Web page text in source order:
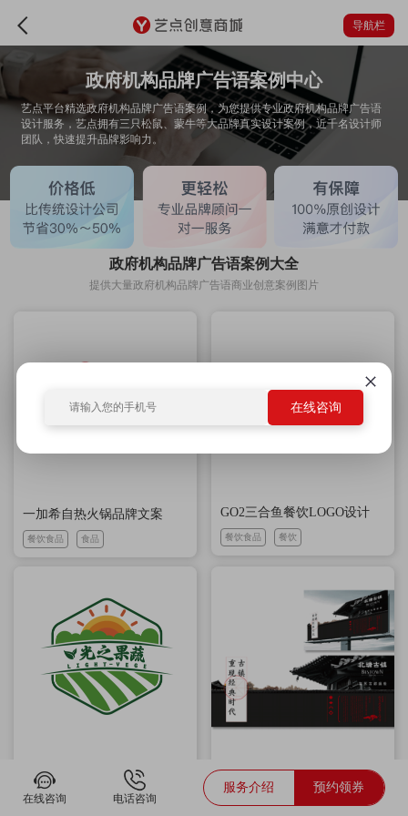
导航栏
政府机构品牌广告语案例中心
艺点平台精选政府机构品牌广告语案例，为您提供专业政府机构品牌广告语
设计服务，艺点拥有三只松鼠、蒙牛等大品牌真实设计案例，近千名设计师
团队，快速提升品牌影响力。
政府机构品牌广告语案例大全
提供大量政府机构品牌广告语商业创意案例图片
一加希自热火锅品牌文案
餐饮食品 食品
GO2三合鱼餐饮LOGO设计
餐饮食品 餐饮
餐饮食品
北塘古镇旅游品牌推广
公共机构 旅游公司
在线咨询 电话咨询
服务介绍 预约领券
在线咨询